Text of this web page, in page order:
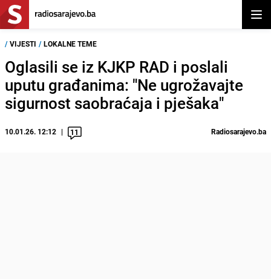
/ VIJESTI / LOKALNE TEME
Oglasili se iz KJKP RAD i poslali
uputu građanima: "Ne ugrožavajte
sigurnost saobraćaja i pješaka"
10.01.26. 12:12 11 Radiosarajevo.ba